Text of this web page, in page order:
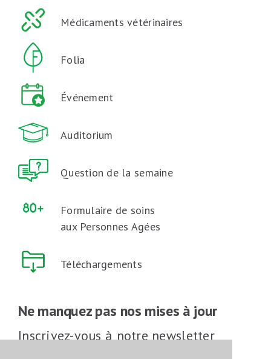
Médicaments vétérinaires
Folia
Événement
Auditorium
Question de la semaine
Formulaire de soins
aux Personnes Agées
Téléchargements
Ne manquez pas nos mises à jour
Inscrivez-vous à notre newsletter